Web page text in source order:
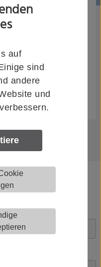
auf
sind
andere
und